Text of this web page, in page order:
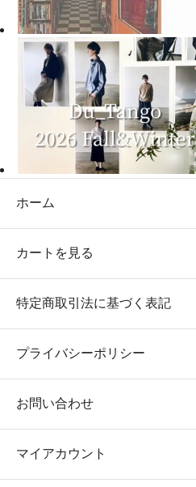
ホーム
カートを見る
特定商取引法に基づく表記
プライバシーポリシー
お問い合わせ
マイアカウント